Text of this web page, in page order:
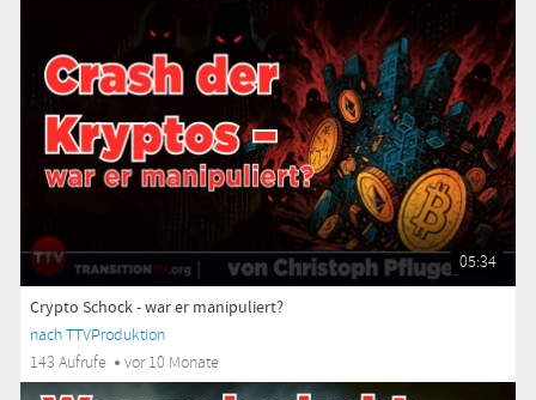
05:34
Crypto Schock - war er manipuliert?
nach TTVProduktion
143 Aufrufe
vor 10 Monate